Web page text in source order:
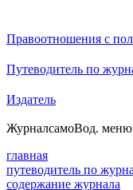
Правоотношения с
Путеводитель по
Издатель
ЖурналсамоВод. меню
главная
путеводитель по
содержание журнала